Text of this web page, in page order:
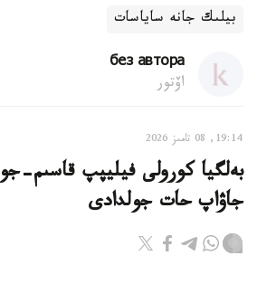
بيلىك جانە ساياسات
без автора
اۆتور
19:14, 08 تامىز 2026
بەلگيا كورولى فيليپپ قاسىم-
جاۋاپ حات جولدادى